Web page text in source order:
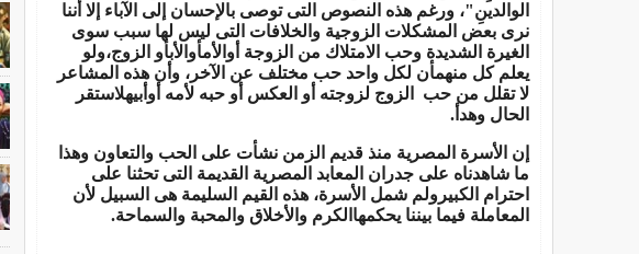
الوالدينِ"، ورغم هذه النصوص التى توصى بالإحسان إلى الآباء إلا أننا
نرى بعض المشكلات الزوجية والخلافات التى ليس لها سبب سوى
الغيرة الشديدة وحب الامتلاك من الزوجة أوالأمأوالأبأو الزوج،ولو
يعلم كل منهمأن لكل واحد حب مختلف عن الآخر، وأن هذه المشاعر
لا تقلل من حب الزوج لزوجته أو العكس أو حبه لأمه أوأبيهلاستقر
الحال وهدأ.
إن الأسرة المصرية منذ قديم الزمن نشأت على الحب والتعاون وهذا
ما شاهدناه على جدران المعابد المصرية القديمة التى تحثنا على
احترام الكبيرولم شمل الأسرة، هذه القيم السليمة هى السبيل لأن
المعاملة فيما بيننا يحكمهاالكرم والأخلاق والمحبة والسماحة.